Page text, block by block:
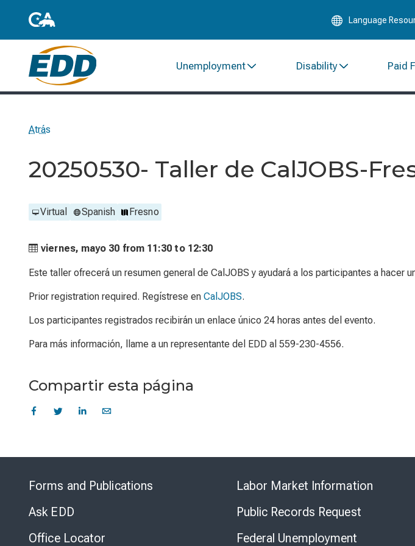
Language
Unemployment Disability Paid
Atrás
20250530- Taller de CalJOBS-
Virtual Spanish Fresno
viernes, mayo 30 from 11:30 to 12:30
Este taller ofrecerá un resumen general de CalJOBS y ayudará a los participantes a
Prior registration required. Regístrese en CalJOBS.
Los participantes registrados recibirán un enlace único 24 horas antes del evento.
Para más información, llame a un representante del EDD al 559-230-4556.
Compartir esta página
Forms and Publications
Ask EDD
Office Locator
Labor Market Information
Public Records Request
Federal Unemployment